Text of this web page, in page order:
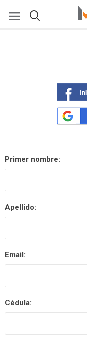
Primer nombre:
Apellido:
Email:
Cédula: